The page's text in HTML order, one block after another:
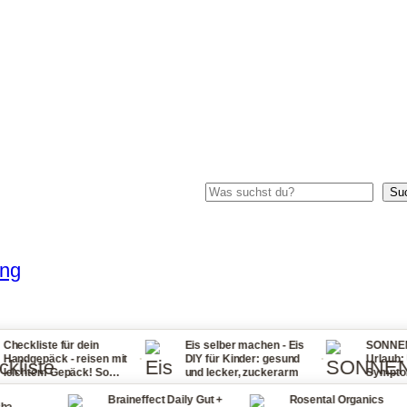
Suchen
für dein
- reisen mit
So
wieder zu
·
Eis selber machen - Eis
DIY für Kinder: gesund
und lecker, zuckerarm
·
SONNENSTICH
Urlaub: Ursachen,
Symptome, Erste
bei Fieber,
und
Braineffect Daily Gut + Rosental Organics